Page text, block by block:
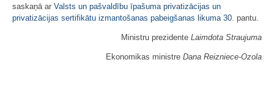
saskaņā ar Valsts un pašvaldību īpašuma privatizācijas un
privatizācijas sertifikātu izmantošanas pabeigšanas likuma 30. pantu.
Ministru prezidente Laimdota Straujuma
Ekonomikas ministre Dana Reizniece-Ozola